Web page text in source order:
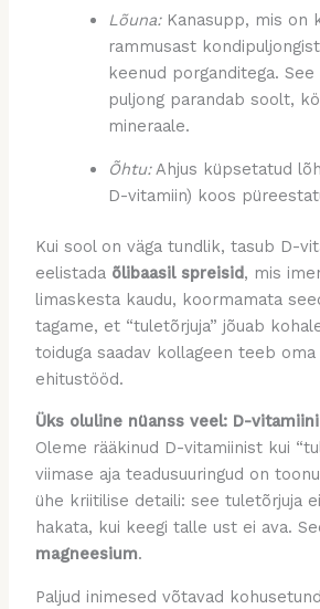
Lõuna:Kanasupp, mis on
rammusast
keenud porganditega.
puljong parandab soolt,
mineraale.
Õhtu:Ahjus küpsetatud
D-vitamiin) koos
Kui sool on väga tundlik, tasub D-
eelistada õlibaasil spreisid, mis
limaskesta kaudu, koormamata
tagame, et “tuletõrjuja” jõuab
toiduga saadav kollageen teeb
ehitustööd.
Üks oluline nüanss veel: D-
Oleme rääkinud D-vitamiinist kui
viimase aja teadusuuringud on
ühe kriitilise detaili: see tuletõrjuja
hakata, kui keegi talle ust ei ava.
magneesium.
Paljud inimesed võtavad